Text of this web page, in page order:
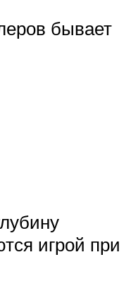
бывает
игрой при